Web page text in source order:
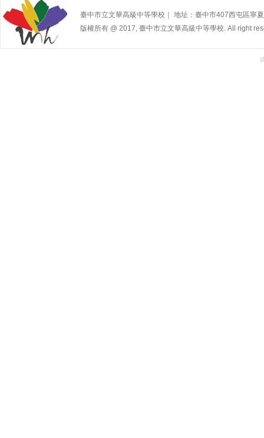
臺中市立文華高級中等學校｜ 地址：臺中市407西屯區
版權所有 @ 2017, 臺中市立文華高級中等學校. All right